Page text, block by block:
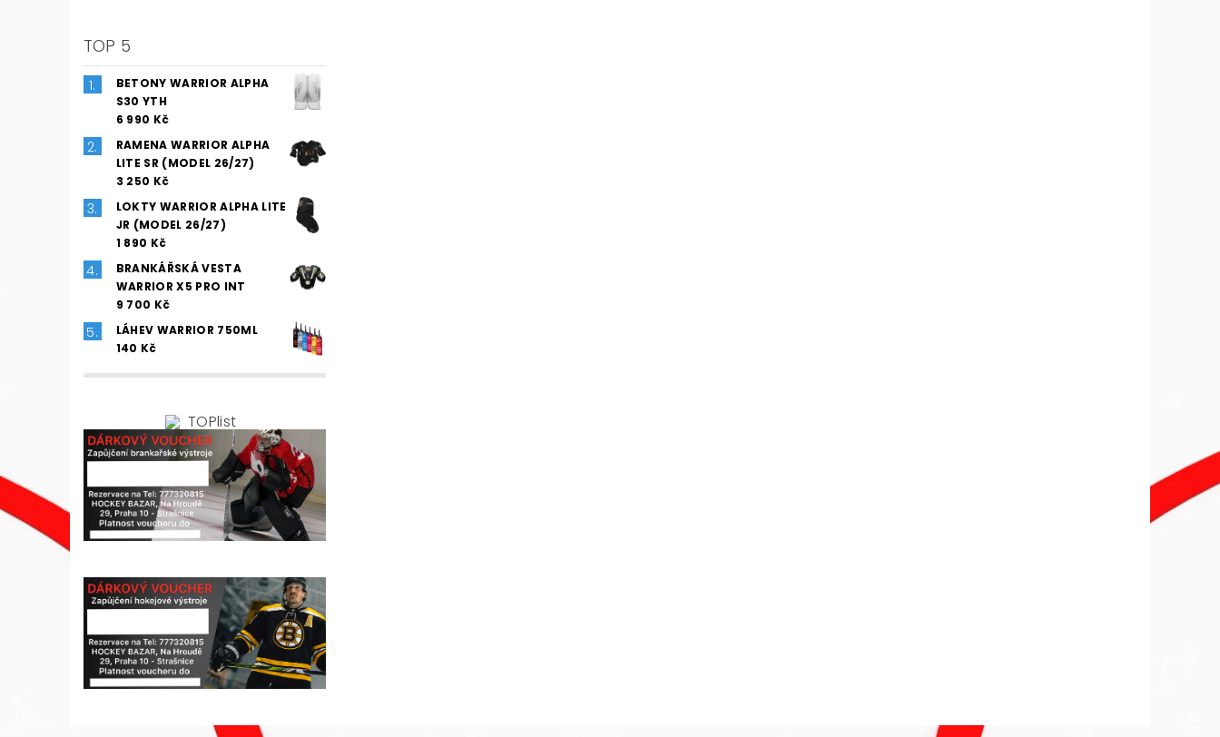
TOP 5
BETONY WARRIOR ALPHA
S30 YTH
6 990 Kč
RAMENA WARRIOR ALPHA
LITE SR (MODEL 26/27)
3 250 Kč
LOKTY WARRIOR ALPHA LITE
JR (MODEL 26/27)
1 890 Kč
BRANKÁŘSKÁ VESTA
WARRIOR X5 PRO INT
9 700 Kč
LÁHEV WARRIOR 750ML
140 Kč